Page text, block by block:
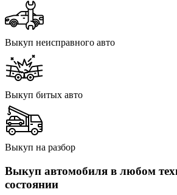
Выкуп неисправного авто
Выкуп битых авто
Выкуп на разбор
Выкуп автомобиля в любом
состоянии